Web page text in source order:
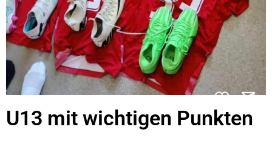
U13 mit wichtigen Punkten